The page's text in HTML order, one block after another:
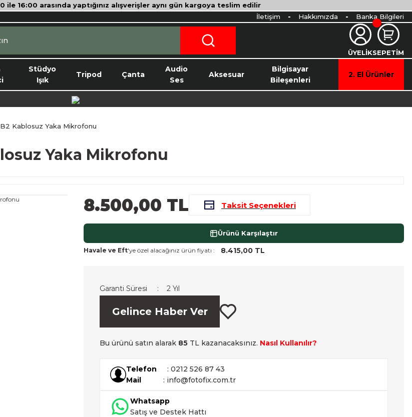
ile 16:00 arasında yaptığınız alışverişler aynı gün kargoya teslim edilir
İletişim Hakkımızda Banka Bilgileri
ÜYELİKSEPETİM
Stüdyo
Işık
Tripod Çanta
Audio
Ses
Aksesuar
Bilgisayar
Bileşenleri
2. El Ürünler
Kablosuz Yaka Mikrofonu
Yaka Mikrofonu
8.500,00 TL Taksit Seçenekleri
Ürünü Karşılaştır
Havale ve Eft'ye özel alacağınız ürün fiyatı : 8.415,00 TL
Garanti Süresi 2 Yıl
Gelince Haber Ver
Bu ürünü satın alarak 85 TL kazanacaksınız. Nasıl Kullanılır?
Telefon
: 0212 526 87 43
Mail
: info@fotofix.com.tr
Whatsapp
Satış ve Destek Hattı